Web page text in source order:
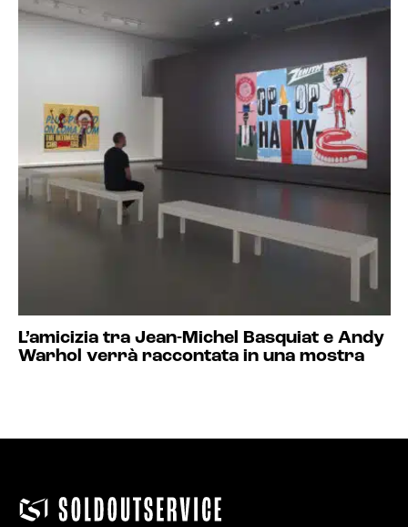
L’amicizia tra Jean-Michel Basquiat e Andy
Warhol verrà raccontata in una mostra